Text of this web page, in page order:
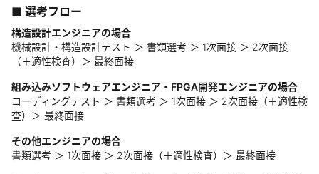
■ 選考フロー
構造設計エンジニアの場合
機械設計・構造設計テスト ＞ 書類選考 ＞ 1次面接 ＞ 2次面接
（＋適性検査）＞ 最終面接
組み込みソフトウェアエンジニア・FPGA開発エンジニアの場合
コーディングテスト ＞ 書類選考 ＞ 1次面接 ＞ 2次面接（＋適性検
査）＞ 最終面接
その他エンジニアの場合
書類選考 ＞ 1次面接 ＞ 2次面接（＋適性検査）＞ 最終面接